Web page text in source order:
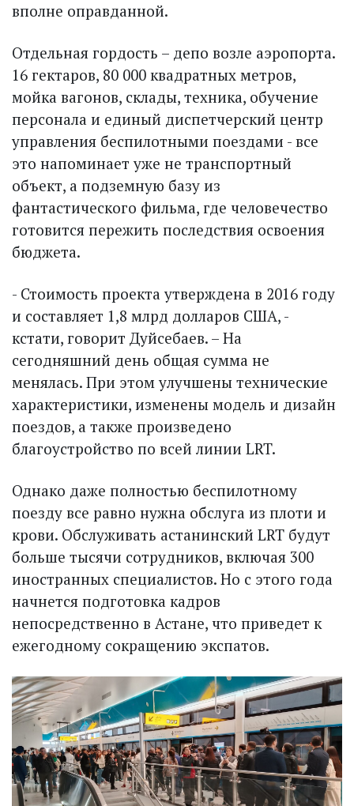
вполне оправданной.
Отдельная гордость – депо возле аэропорта.
16 гектаров, 80 000 квадратных метров,
мойка вагонов, склады, техника, обучение
персонала и единый диспетчерский центр
управления беспилотными поездами - все
это напоминает уже не транспортный
объект, а подземную базу из
фантастического фильма, где человечество
готовится пережить последствия освоения
бюджета.
- Стоимость проекта утверждена в 2016 году
и составляет 1,8 млрд долларов США, -
кстати, говорит Дуйсебаев. – На
сегодняшний день общая сумма не
менялась. При этом улучшены технические
характеристики, изменены модель и дизайн
поездов, а также произведено
благоустройство по всей линии LRT.
Однако даже полностью беспилотному
поезду все равно нужна обслуга из плоти и
крови. Обслуживать астанинский LRT будут
больше тысячи сотрудников, включая 300
иностранных специалистов. Но с этого года
начнется подготовка кадров
непосредственно в Астане, что приведет к
ежегодному сокращению экспатов.